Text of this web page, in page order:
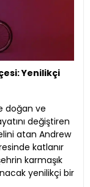
Yenilikçi
doğan ve
değiştiren
atan Andrew
katlanır
karmaşık
yenilikçi bir